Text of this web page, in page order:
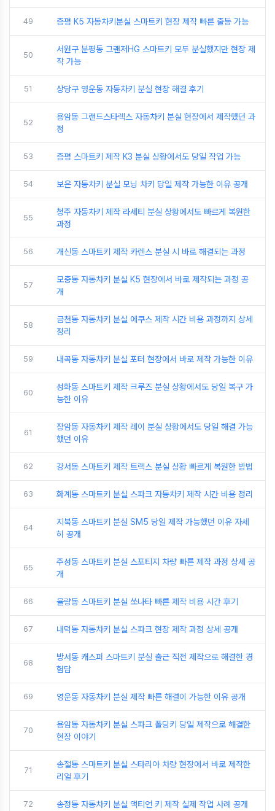
49 증평 K5 자동차키분실 스마트키 현장 제작 빠른 출동 가능
50
서원구 분평동 그랜저HG 스마트키 모두 분실했지만 현장 제
작 가능
51 상당구 영운동 자동차키 분실 현장 해결 후기
52
용암동 그랜드스타렉스 자동차키 분실 현장에서 제작했던 과
정
53 증평 스마트키 제작 K3 분실 상황에서도 당일 작업 가능
54 보은 자동차키 분실 모닝 차키 당일 제작 가능한 이유 공개
55
청주 자동차키 제작 라세티 분실 상황에서도 빠르게 복원한
과정
56 개신동 스마트키 제작 카렌스 분실 시 바로 해결되는 과정
57
모충동 자동차키 분실 K5 현장에서 바로 제작되는 과정 공
개
58
금천동 자동차키 분실 에쿠스 제작 시간 비용 과정까지 상세
정리
59 내곡동 자동차키 분실 포터 현장에서 바로 제작 가능한 이유
60
성화동 스마트키 제작 크루즈 분실 상황에서도 당일 복구 가
능한 이유
61
장암동 자동차키 제작 레이 분실 상황에서도 당일 해결 가능
했던 이유
62 강서동 스마트키 제작 트랙스 분실 상황 빠르게 복원한 방법
63 화계동 스마트키 분실 스파크 자동차키 제작 시간 비용 정리
64
지북동 스마트키 분실 SM5 당일 제작 가능했던 이유 자세
히 공개
65
주성동 스마트키 분실 스포티지 차량 빠른 제작 과정 상세 공
개
66 율량동 스마트키 분실 쏘나타 빠른 제작 비용 시간 후기
67 내덕동 자동차키 분실 스파크 현장 제작 과정 상세 공개
68
방서동 캐스퍼 스마트키 분실 출근 직전 제작으로 해결한 경
험담
69 영운동 자동차키 분실 제작 빠른 해결이 가능한 이유 공개
70
용암동 자동차키 분실 스파크 폴딩키 당일 제작으로 해결한
현장 이야기
71
송절동 스마트키 분실 스타리아 차량 현장에서 바로 제작한
리얼 후기
72 송정동 자동차키 분실 액티언 키 제작 실제 작업 사례 공개